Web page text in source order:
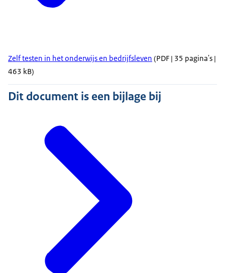
Zelf testen in het onderwijs en bedrijfsleven (PDF | 35 pagina's |
463 kB)
Dit document is een bijlage bij